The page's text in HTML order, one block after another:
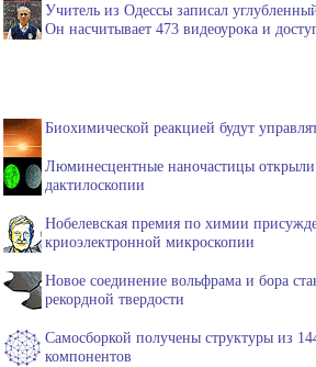
Учитель из Одессы записал
Он насчитывает 473 видеоурока и
Биохимической реакцией будут
Люминесцентные наночастицы
дактилоскопии
Нобелевская премия по химии
криоэлектронной микроскопии
Новое соединение вольфрама и бора
рекордной твердости
Самосборкой получены структуры из
компонентов